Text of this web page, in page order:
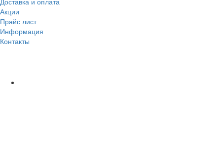
Акции
Прайс лист
Информация
Контакты